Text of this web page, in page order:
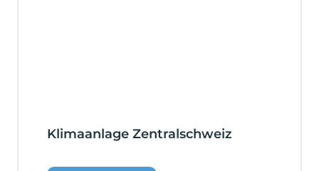
Klimaanlage Zentralschweiz